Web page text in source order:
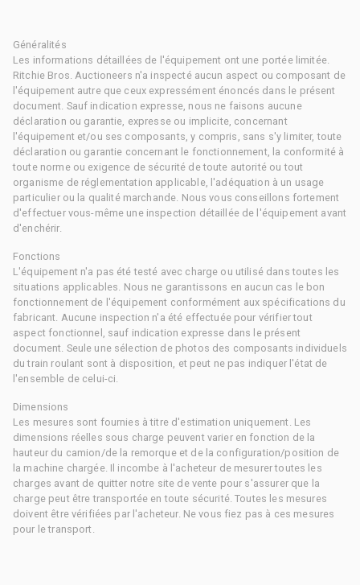
Généralités
Les informations détaillées de l'équipement ont une portée limitée.
Ritchie Bros. Auctioneers n'a inspecté aucun aspect ou composant de
l'équipement autre que ceux expressément énoncés dans le présent
document. Sauf indication expresse, nous ne faisons aucune
déclaration ou garantie, expresse ou implicite, concernant
l'équipement et/ou ses composants, y compris, sans s'y limiter, toute
déclaration ou garantie concernant le fonctionnement, la conformité à
toute norme ou exigence de sécurité de toute autorité ou tout
organisme de réglementation applicable, l'adéquation à un usage
particulier ou la qualité marchande. Nous vous conseillons fortement
d'effectuer vous-même une inspection détaillée de l'équipement avant
d'enchérir.
Fonctions
L'équipement n'a pas été testé avec charge ou utilisé dans toutes les
situations applicables. Nous ne garantissons en aucun cas le bon
fonctionnement de l'équipement conformément aux spécifications du
fabricant. Aucune inspection n'a été effectuée pour vérifier tout
aspect fonctionnel, sauf indication expresse dans le présent
document. Seule une sélection de photos des composants individuels
du train roulant sont à disposition, et peut ne pas indiquer l'état de
l'ensemble de celui-ci.
Dimensions
Les mesures sont fournies à titre d'estimation uniquement. Les
dimensions réelles sous charge peuvent varier en fonction de la
hauteur du camion/de la remorque et de la configuration/position de
la machine chargée. Il incombe à l'acheteur de mesurer toutes les
charges avant de quitter notre site de vente pour s'assurer que la
charge peut être transportée en toute sécurité. Toutes les mesures
doivent être vérifiées par l'acheteur. Ne vous fiez pas à ces mesures
pour le transport.